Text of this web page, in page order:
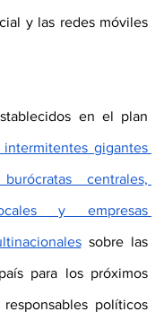
y las redes móviles
en el plan
intermitentes gigantes
centrales,
y empresas
sobre las
para los próximos
políticos